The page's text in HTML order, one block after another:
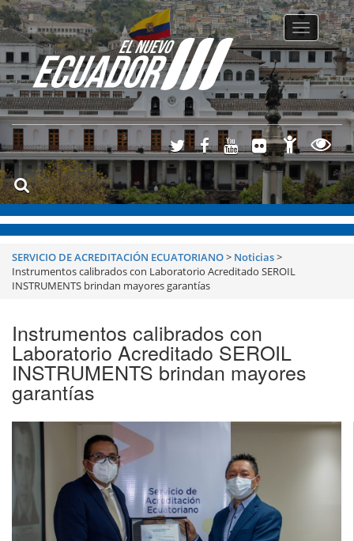
Toggle
SERVICIO DE ACREDITACIÓN ECUATORIANO> Noticias>
Instrumentos calibrados con Laboratorio Acreditado SEROIL
INSTRUMENTS brindan mayores garantías
Instrumentos calibrados con
Laboratorio Acreditado SEROIL
INSTRUMENTS brindan mayores
garantías